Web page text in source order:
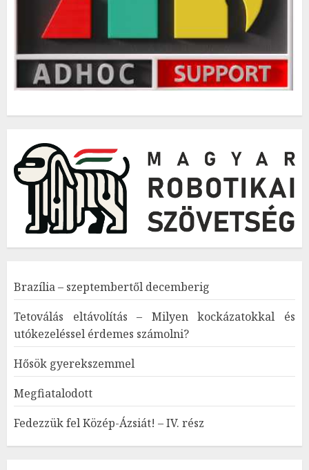
Brazília – szeptembertől decemberig
Tetoválás eltávolítás – Milyen kockázatokkal és
utókezeléssel érdemes számolni?
Hősök gyerekszemmel
Megfiatalodott
Fedezzük fel Közép-Ázsiát! – IV. rész